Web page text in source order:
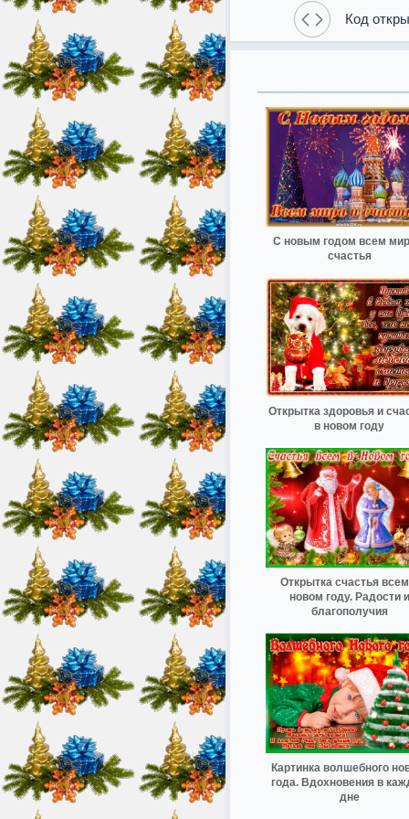
Код
С новым годом всем
счастья
Открытка здоровья и
в новом году
Открытка счастья
новом году. Радости и
благополучия
Картинка волшебного
года. Вдохновения в
дне